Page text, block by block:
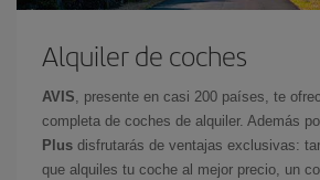
Alquiler de coches
AVIS , presente en casi 200 países, te
completa de coches de alquiler. Además
Plus disfrutarás de ventajas exclusivas:
que alquiles tu coche al mejor precio, un